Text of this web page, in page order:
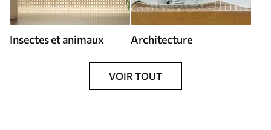
Insectes et animaux Architecture
VOIR TOUT